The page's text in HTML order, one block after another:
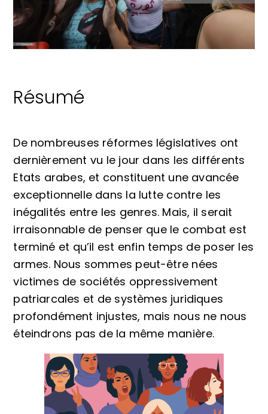
Résumé
De nombreuses réformes législatives ont
dernièrement vu le jour dans les différents
Etats arabes, et constituent une avancée
exceptionnelle dans la lutte contre les
inégalités entre les genres. Mais, il serait
irraisonnable de penser que le combat est
terminé et qu’il est enfin temps de poser les
armes. Nous sommes peut-être nées
victimes de sociétés oppressivement
patriarcales et de systèmes juridiques
profondément injustes, mais nous ne nous
éteindrons pas de la même manière.